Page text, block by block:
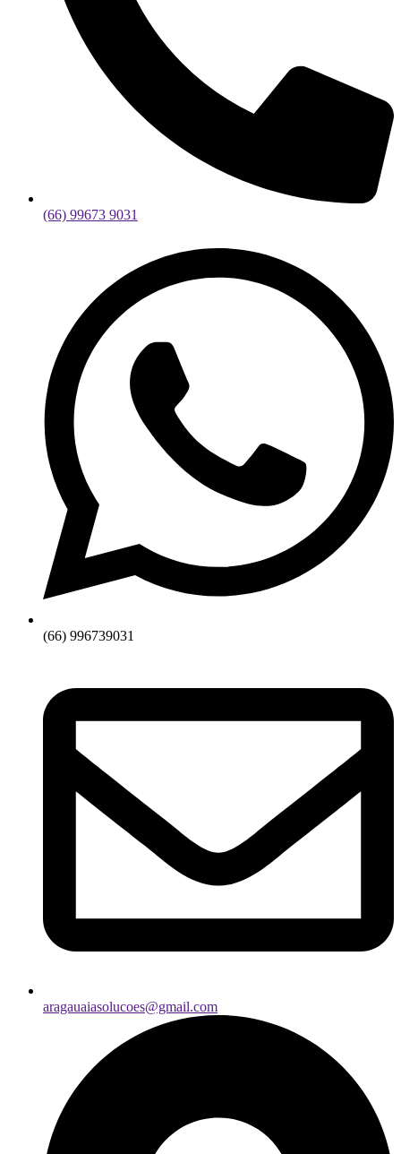
(66) 99673 9031
(66) 996739031
aragauaiasolucoes@gmail.com